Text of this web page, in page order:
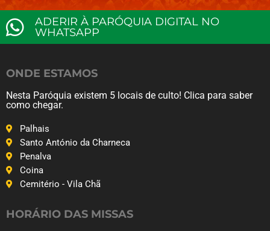
ADERIR À PARÓQUIA DIGITAL NO
WHATSAPP
ONDE ESTAMOS
Nesta Paróquia existem 5 locais de culto! Clica para saber
como chegar.
Palhais
Santo António da Charneca
Penalva
Coina
Cemitério - Vila Chã
HORÁRIO DAS MISSAS